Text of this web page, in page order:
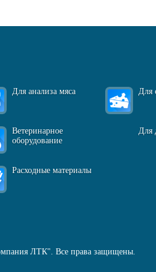
Для анализа мяса Для
Ветеринарное
оборудование
Для
Расходные материалы
ЛТК". Все права защищены.